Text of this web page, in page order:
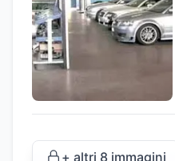
+ altri 8 immagini